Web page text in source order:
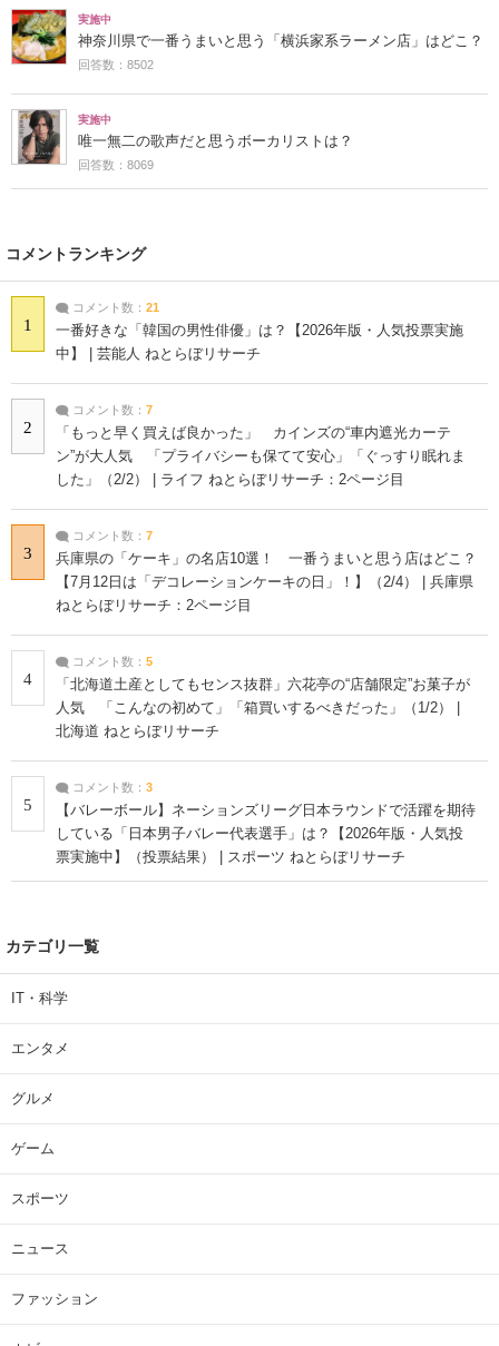
実施中
神奈川県で一番うまいと思う「横浜家系ラーメン店」はどこ？
回答数：8502
実施中
唯一無二の歌声だと思うボーカリストは？
回答数：8069
コメントランキング
1
コメント数： 21
一番好きな「韓国の男性俳優」は？【2026年版・人気投票実施
中】 | 芸能人 ねとらぼリサーチ
2
コメント数： 7
「もっと早く買えば良かった」 カインズの“車内遮光カーテ
ン”が大人気 「プライバシーも保てて安心」「ぐっすり眠れま
した」（2/2） | ライフ ねとらぼリサーチ：2ページ目
3
コメント数： 7
兵庫県の「ケーキ」の名店10選！ 一番うまいと思う店はどこ？
【7月12日は「デコレーションケーキの日」！】（2/4） | 兵庫県
ねとらぼリサーチ：2ページ目
4
コメント数： 5
「北海道土産としてもセンス抜群」六花亭の“店舗限定”お菓子が
人気 「こんなの初めて」「箱買いするべきだった」（1/2） |
北海道 ねとらぼリサーチ
5
コメント数： 3
【バレーボール】ネーションズリーグ日本ラウンドで活躍を期待
している「日本男子バレー代表選手」は？【2026年版・人気投
票実施中】（投票結果） | スポーツ ねとらぼリサーチ
カテゴリ一覧
IT・科学
エンタメ
グルメ
ゲーム
スポーツ
ニュース
ファッション